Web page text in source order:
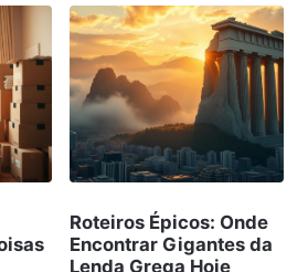
Roteiros Épicos: Onde
Encontrar Gigantes da
Lenda Grega Hoje